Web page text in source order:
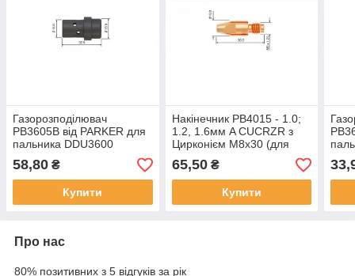
Газорозподілювач
PB3605B від PARKER для
пальника DDU3600
58,80 ₴
Купити
Накінечник PB4015 - 1.0;
1.2, 1.6мм A CUCRZR з
Цирконієм M8х30 (для
зварювання алюмінія) від
PARKER
65,50₴
Купити
Про нас
80% позитивних з 5 відгуків за рік